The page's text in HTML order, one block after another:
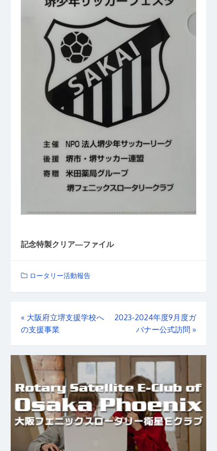
記念特製クリア―ファイル
ロータリー活動報告
« 大阪府立堺支援学校へ
の支援事業
2023-2024年度9月度ガ
バナー公式訪問 »